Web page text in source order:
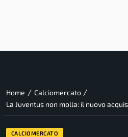
Home / Calciomercato /
La Juventus non molla: il nuovo
CALCIOMERCATO